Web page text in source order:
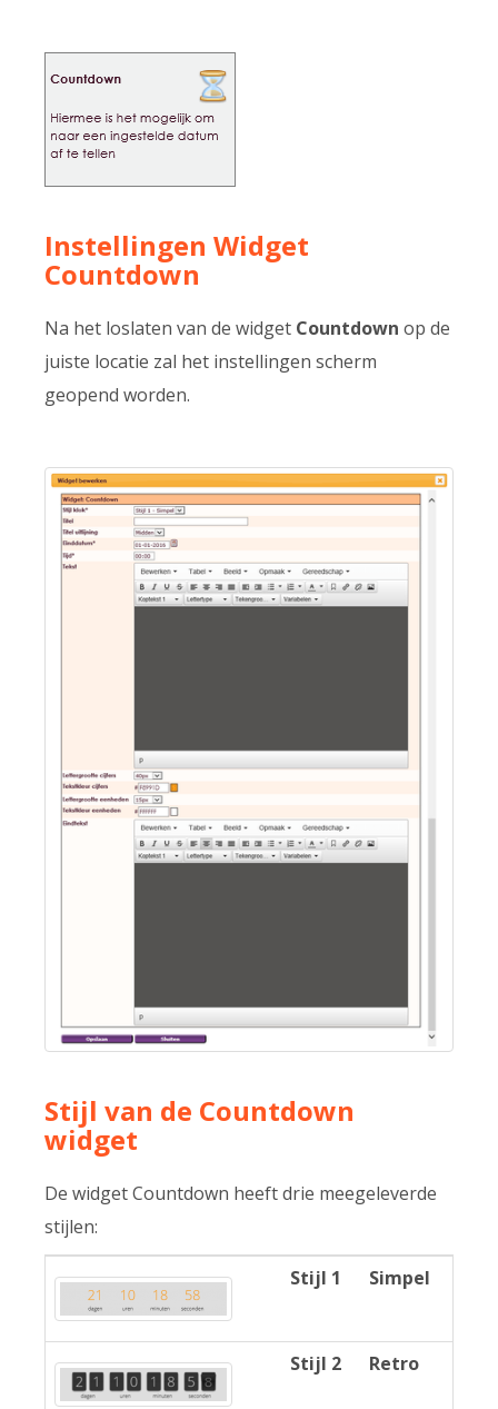
Instellingen Widget
Countdown
Na het loslaten van de widget Countdown op de
juiste locatie zal het instellingen scherm
geopend worden.
Stijl van de Countdown
widget
De widget Countdown heeft drie meegeleverde
stijlen:
Stijl 1 Simpel
Stijl 2 Retro